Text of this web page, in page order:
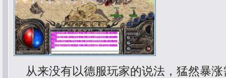
从来没有以德服玩家的说法，猛然暴涨